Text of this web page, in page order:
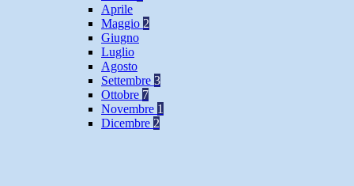
Aprile
Maggio 2
Giugno
Luglio
Agosto
Settembre 3
Ottobre 7
Novembre 1
Dicembre 2